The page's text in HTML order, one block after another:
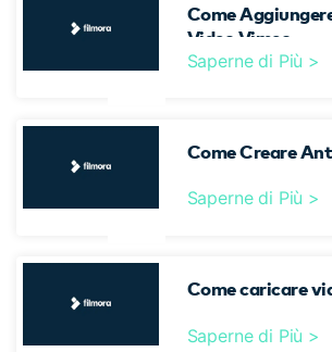
Come
Video Vimeo
Saperne di Più >
Come Creare
Saperne di Più >
Come caricare
Saperne di Più >